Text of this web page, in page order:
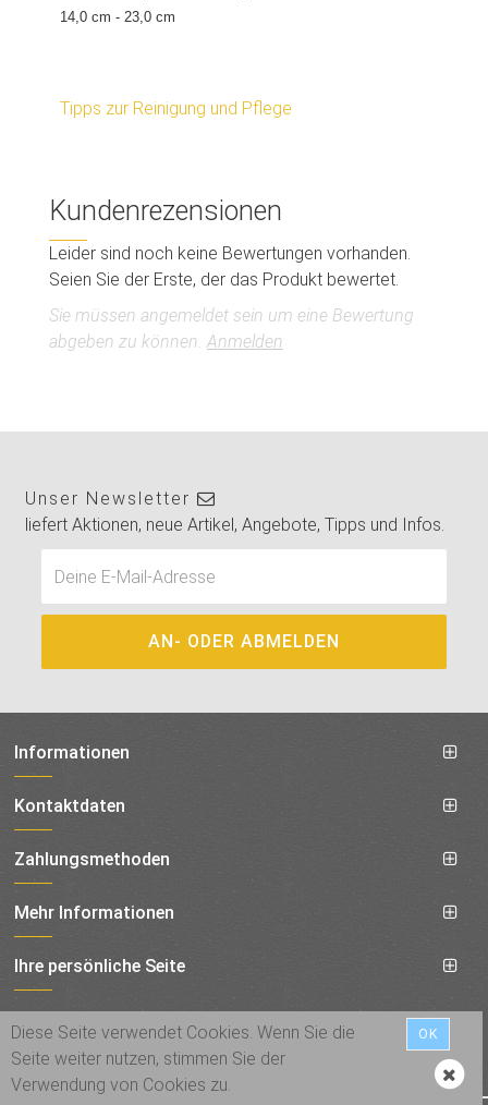
Diese Seite verwendet Cookies. Wenn Sie die
Seite weiter nutzen, stimmen Sie der
Verwendung von Cookies zu.
OK
14,0 cm - 23,0 cm
Tipps zur Reinigung und Pflege
Kundenrezensionen
Leider sind noch keine Bewertungen vorhanden.
Seien Sie der Erste, der das Produkt bewertet.
Sie müssen angemeldet sein um eine Bewertung
abgeben zu können. Anmelden
Unser Newsletter
liefert Aktionen, neue Artikel, Angebote, Tipps und Infos.
Informationen
Kontaktdaten
Zahlungsmethoden
Mehr Informationen
Ihre persönliche Seite